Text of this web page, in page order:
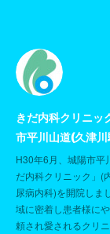
きだ内科クリニッ
市平川山道(久津
H30年6月、城陽市平
だ内科クリニック」(
尿病内科)を開院しま
域に密着し患者様に
頼され愛されるクリ